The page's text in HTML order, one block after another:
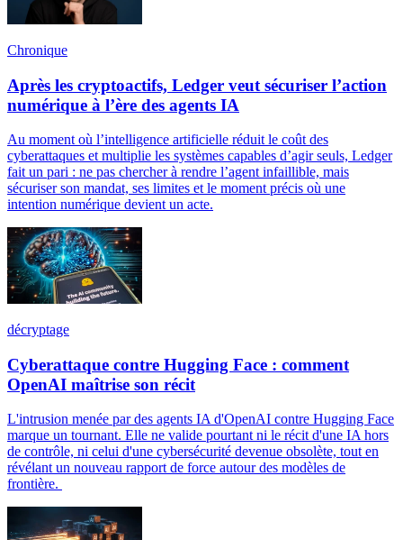
Chronique
Après les cryptoactifs, Ledger veut sécuriser l’action
numérique à l’ère des agents IA
Au moment où l’intelligence artificielle réduit le coût des
cyberattaques et multiplie les systèmes capables d’agir seuls, Ledger
fait un pari : ne pas chercher à rendre l’agent infaillible, mais
sécuriser son mandat, ses limites et le moment précis où une
intention numérique devient un acte.
décryptage
Cyberattaque contre Hugging Face : comment
OpenAI maîtrise son récit
L'intrusion menée par des agents IA d'OpenAI contre Hugging Face
marque un tournant. Elle ne valide pourtant ni le récit d'une IA hors
de contrôle, ni celui d'une cybersécurité devenue obsolète, tout en
révélant un nouveau rapport de force autour des modèles de
frontière.